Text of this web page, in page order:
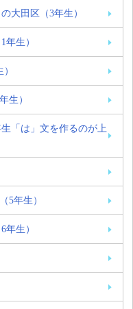
大田区（3年生）
生）
生）
「は」文を作るのが上
5年生）
生）